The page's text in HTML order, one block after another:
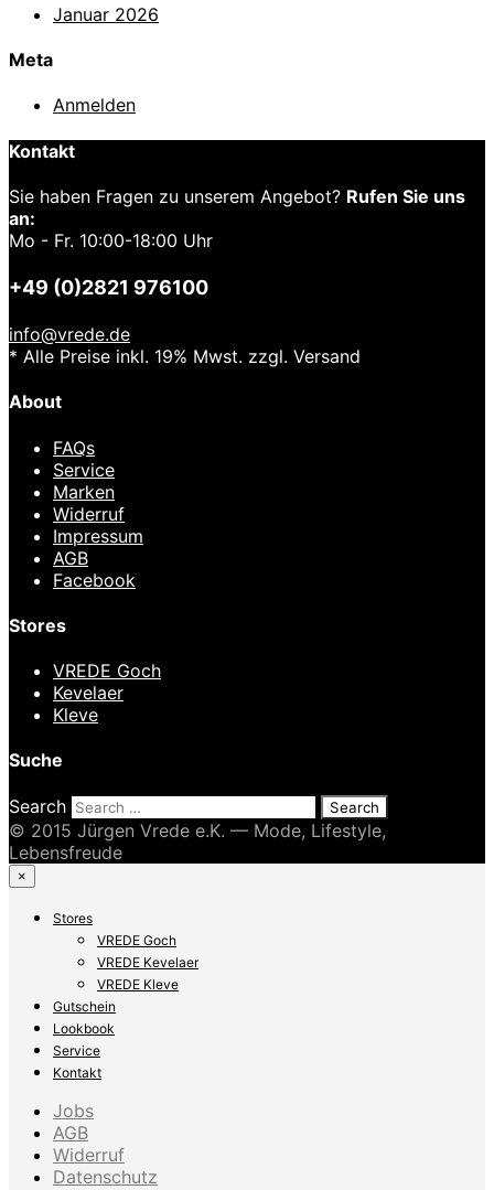
Januar 2026
Meta
Anmelden
Kontakt
Sie haben Fragen zu unserem Angebot? Rufen Sie uns
an:
Mo - Fr. 10:00-18:00 Uhr
+49 (0)2821 976100
info@vrede.de
* Alle Preise inkl. 19% Mwst. zzgl. Versand
About
FAQs
Service
Marken
Widerruf
Impressum
AGB
Facebook
Stores
VREDE Goch
Kevelaer
Kleve
Suche
Search
© 2015 Jürgen Vrede e.K. — Mode, Lifestyle,
Lebensfreude
×
Stores
VREDE Goch
VREDE Kevelaer
VREDE Kleve
Gutschein
Lookbook
Service
Kontakt
Jobs
AGB
Widerruf
Datenschutz